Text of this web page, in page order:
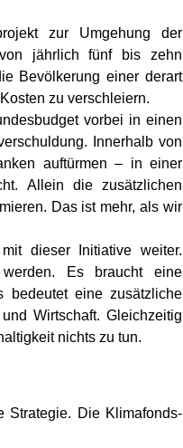
zur Umgehung der
jährlich fünf bis zehn
Bevölkerung einer derart
zu verschleiern.
vorbei in einen
Innerhalb von
auftürmen – in einer
Allein die zusätzlichen
Das ist mehr, als wir
dieser Initiative weiter.
Es braucht eine
bedeutet eine zusätzliche
Wirtschaft. Gleichzeitig
nichts zu tun.
Strategie. Die Klimafonds-